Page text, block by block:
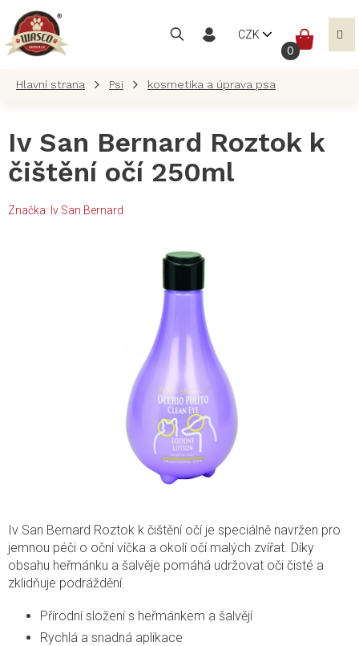
obsah
CZK
Psi kosmetika a úprava psa
Iv San Bernard Roztok k
čištění očí 250ml
Značka: Iv San Bernard
Iv San Bernard Roztok k čištění očí je speciálně navržen pro
jemnou péči o oční víčka a okolí očí malých zvířat. Díky
obsahu heřmánku a šalvěje pomáhá udržovat oči čisté a
zklidňuje podráždění.
Přírodní složení s heřmánkem a šalvějí
Rychlá a snadná aplikace